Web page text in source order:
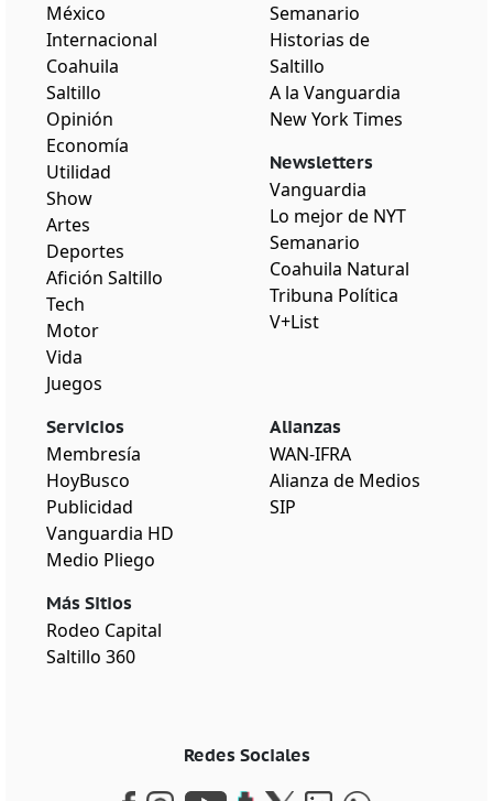
México
Internacional
Coahuila
Saltillo
Opinión
Economía
Utilidad
Show
Artes
Deportes
Afición Saltillo
Tech
Motor
Vida
Juegos
Semanario
Historias de
Saltillo
A la Vanguardia
New York Times
Newsletters
Vanguardia
Lo mejor de NYT
Semanario
Coahuila Natural
Tribuna Política
V+List
Servicios
Membresía
HoyBusco
Publicidad
Vanguardia HD
Medio Pliego
Más Sitios
Rodeo Capital
Saltillo 360
Alianzas
WAN-IFRA
Alianza de Medios
SIP
Redes Sociales